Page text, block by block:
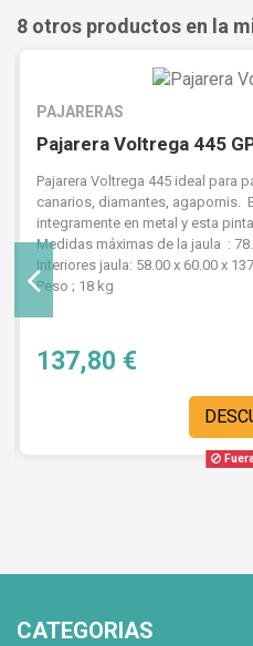
8 otros productos en la
PAJARERAS
Pajarera Voltrega 445
Pajarera Voltrega 445 ideal para
canarios, diamantes, agapornis.
integramente en metal y esta
Medidas máximas de la jaula :
Interiores jaula: 58.00 x 60.00 x
Peso ; 18 kg
137,80 €
CATEGORIAS